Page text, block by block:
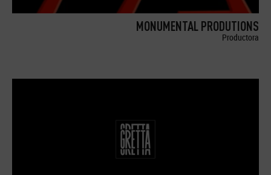
MONUMENTAL PRODUTIONS
Productora